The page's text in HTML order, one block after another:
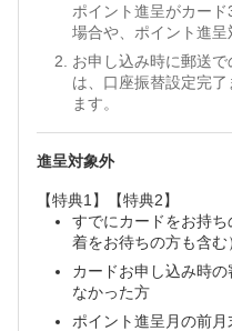
ポイント進呈がカー
場合や、ポイント進呈
お申し込み時に郵送
は、口座振替設定完
ます。
進呈対象外
【特典1】【特典2】
すでにカードをお持
着をお待ちの方も含む
カードお申し込み時
なかった方
ポイント進呈月の前